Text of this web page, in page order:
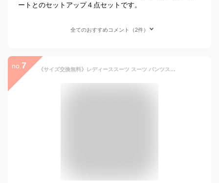
ートとのセットアップ４点セットです。
全てのおすすめコメント（2件）
no. 7 《サイズ交換無料》レディーススーツ スーツ パンツスーツ セットアップ 冬 冬用 ウール調 ワイドパンツ ロング丈 ノーカラージャケット S-8L 大きいサイズ 洗える ストレッチ 通勤 オフィス ビジネス ビジネススーツ リクルートスーツ